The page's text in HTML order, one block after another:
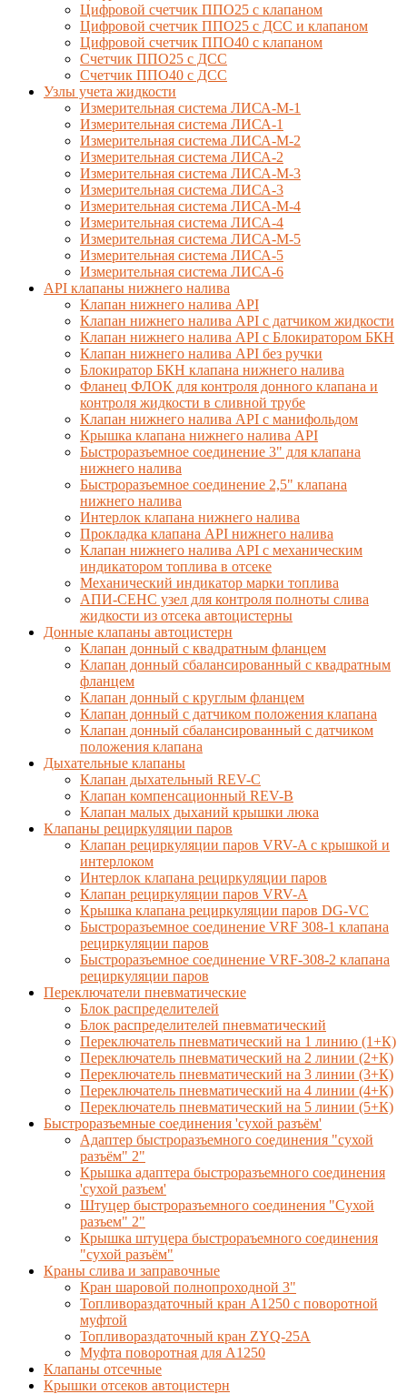
Цифровой счетчик ППО25 с клапаном
Цифровой счетчик ППО25 с ДСС и клапаном
Цифровой счетчик ППО40 с клапаном
Счетчик ППО25 с ДСС
Счетчик ППО40 с ДСС
Узлы учета жидкости
Измерительная система ЛИСА-М-1
Измерительная система ЛИСА-1
Измерительная система ЛИСА-М-2
Измерительная система ЛИСА-2
Измерительная система ЛИСА-М-3
Измерительная система ЛИСА-3
Измерительная система ЛИСА-М-4
Измерительная система ЛИСА-4
Измерительная система ЛИСА-М-5
Измерительная система ЛИСА-5
Измерительная система ЛИСА-6
API клапаны нижнего налива
Клапан нижнего налива API
Клапан нижнего налива API с датчиком жидкости
Клапан нижнего налива API с Блокиратором БКН
Клапан нижнего налива API без ручки
Блокиратор БКН клапана нижнего налива
Фланец ФЛОК для контроля донного клапана и
контроля жидкости в сливной трубе
Клапан нижнего налива API с манифольдом
Крышка клапана нижнего налива API
Быстроразъемное соединение 3" для клапана
нижнего налива
Быстроразъемное соединение 2,5" клапана
нижнего налива
Интерлок клапана нижнего налива
Прокладка клапана API нижнего налива
Клапан нижнего налива API с механическим
индикатором топлива в отсеке
Механический индикатор марки топлива
АПИ-СЕНС узел для контроля полноты слива
жидкости из отсека автоцистерны
Донные клапаны автоцистерн
Клапан донный с квадратным фланцем
Клапан донный сбалансированный с квадратным
фланцем
Клапан донный с круглым фланцем
Клапан донный с датчиком положения клапана
Клапан донный сбалансированный с датчиком
положения клапана
Дыхательные клапаны
Клапан дыхательный REV-C
Клапан компенсационный REV-B
Клапан малых дыханий крышки люка
Клапаны рециркуляции паров
Клапан рециркуляции паров VRV-A с крышкой и
интерлоком
Интерлок клапана рециркуляции паров
Клапан рециркуляции паров VRV-A
Крышка клапана рециркуляции паров DG-VC
Быстроразъемное соединение VRF 308-1 клапана
рециркуляции паров
Быстроразъемное соединение VRF-308-2 клапана
рециркуляции паров
Переключатели пневматические
Блок распределителей
Блок распределителей пневматический
Переключатель пневматический на 1 линию (1+К)
Переключатель пневматический на 2 линии (2+К)
Переключатель пневматический на 3 линии (3+К)
Переключатель пневматический на 4 линии (4+К)
Переключатель пневматический на 5 линии (5+К)
Быстроразъемные соединения 'сухой разъём'
Адаптер быстроразъемного соединения "сухой
разъём" 2"
Крышка адаптера быстроразъемного соединения
'сухой разъем'
Штуцер быстроразъемного соединения "Сухой
разъем" 2"
Крышка штуцера быстрораъемного соединения
"сухой разъём"
Краны слива и заправочные
Кран шаровой полнопроходной 3"
Топливораздаточный кран A1250 с поворотной
муфтой
Топливораздаточный кран ZYQ-25A
Муфта поворотная для А1250
Клапаны отсечные
Крышки отсеков автоцистерн